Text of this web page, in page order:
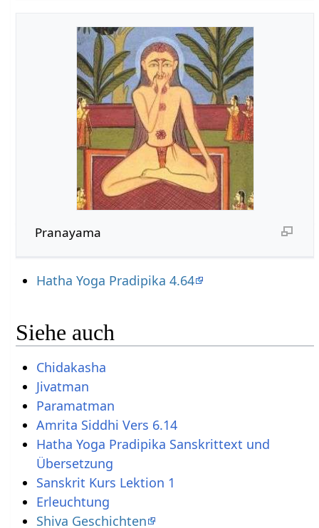
Pranayama
Hatha Yoga Pradipika 4.64
Siehe auch
Chidakasha
Jivatman
Paramatman
Amrita Siddhi Vers 6.14
Hatha Yoga Pradipika Sanskrittext und
Übersetzung
Sanskrit Kurs Lektion 1
Erleuchtung
Shiva Geschichten